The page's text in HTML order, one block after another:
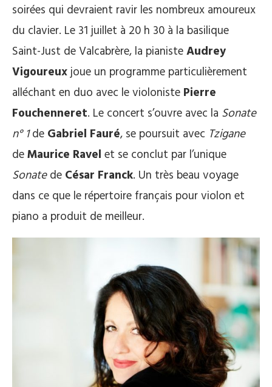
soirées qui devraient ravir les nombreux amoureux
du clavier. Le 31 juillet à 20 h 30 à la basilique
Saint-Just de Valcabrère, la pianisteAudrey
Vigoureuxjoue un programme particulièrement
alléchant en duo avec le violoniste Pierre
Fouchenneret. Le concert s’ouvre avec la Sonate
n° 1de Gabriel Fauré, se poursuit avec Tzigane
deMaurice Ravel et se conclut par l’unique
Sonatede César Franck. Un très beau voyage
dans ce que le répertoire français pour violon et
piano a produit de meilleur.